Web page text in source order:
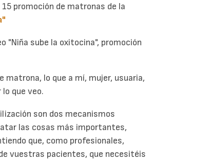
promoción de matronas de la
"Niña sube la oxitocina", promoción
matrona, lo que a mí, mujer, usuaria,
que veo.
son dos mecanismos
las cosas más importantes,
que, como profesionales,
vuestras pacientes, que necesitéis